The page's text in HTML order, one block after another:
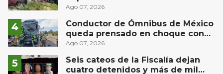
muro en Huimilpan
Ago 07, 2026
Conductor de Ómnibus de México
queda prensado en choque con
materialista en San Juan del Río
Ago 07, 2026
Seis cateos de la Fiscalía dejan
cuatro detenidos y más de mil